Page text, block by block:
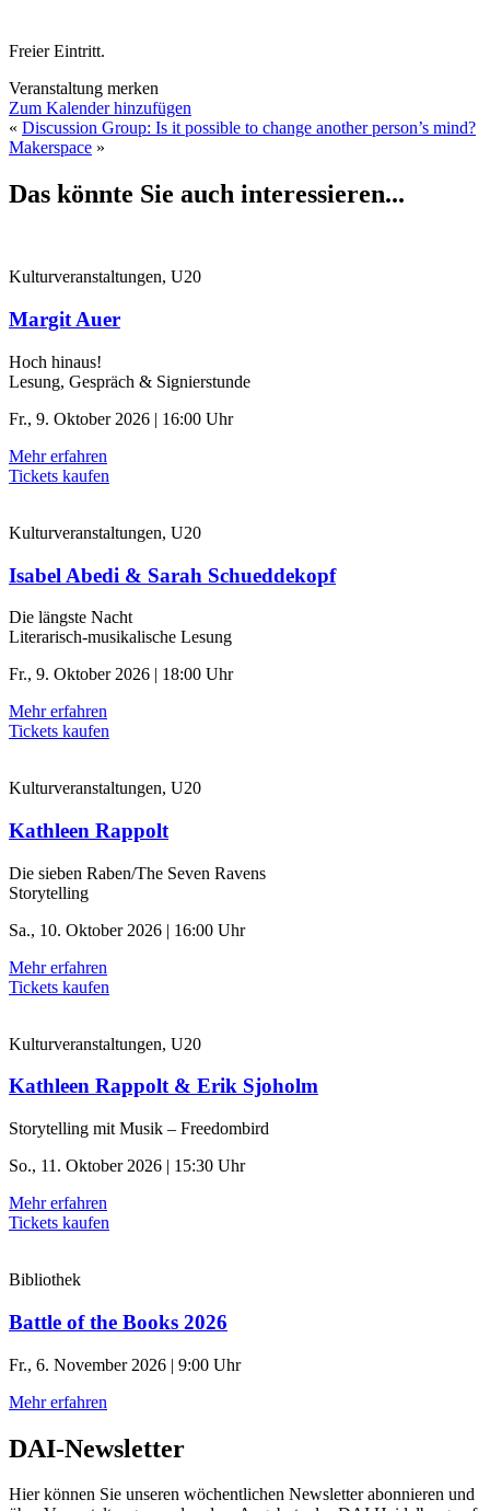
Freier Eintritt.
Veranstaltung merken
Zum Kalender hinzufügen
« Discussion Group: Is it possible to change another person’s mind?
Makerspace »
Das könnte Sie auch interessieren...
Kulturveranstaltungen, U20
Margit Auer
Hoch hinaus!
Lesung, Gespräch & Signierstunde
Fr., 9. Oktober 2026 | 16:00 Uhr
Mehr erfahren
Tickets kaufen
Kulturveranstaltungen, U20
Isabel Abedi & Sarah Schueddekopf
Die längste Nacht
Literarisch-musikalische Lesung
Fr., 9. Oktober 2026 | 18:00 Uhr
Mehr erfahren
Tickets kaufen
Kulturveranstaltungen, U20
Kathleen Rappolt
Die sieben Raben/The Seven Ravens
Storytelling
Sa., 10. Oktober 2026 | 16:00 Uhr
Mehr erfahren
Tickets kaufen
Kulturveranstaltungen, U20
Kathleen Rappolt & Erik Sjoholm
Storytelling mit Musik – Freedombird
So., 11. Oktober 2026 | 15:30 Uhr
Mehr erfahren
Tickets kaufen
Bibliothek
Battle of the Books 2026
Fr., 6. November 2026 | 9:00 Uhr
Mehr erfahren
DAI-Newsletter
Hier können Sie unseren wöchentlichen Newsletter abonnieren und